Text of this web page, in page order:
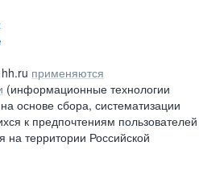
применяются
(информационные технологии
основе сбора, систематизации
к предпочтениям пользователей
на территории Российской